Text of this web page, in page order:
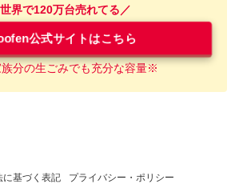
界で120万台売れてる／
公式サイトはこちら
分の生ごみでも充分な容量※
に基づく表記 プライバシー・ポリシー